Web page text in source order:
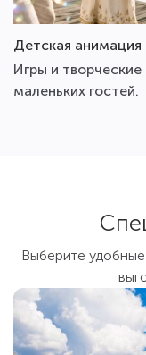
Детская анимация
Игры и
маленьких гостей.
Выберите